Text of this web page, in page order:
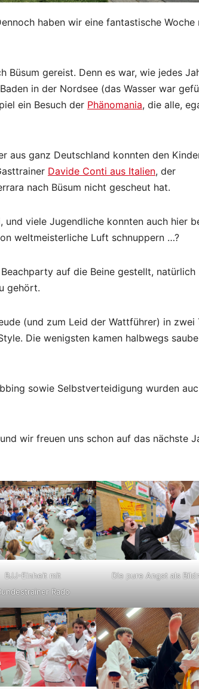
haben wir eine fantastische Woche
Büsum gereist. Denn es war, wie jedes
in der Nordsee (das Wasser war
ein Besuch der Phänomania, die alle,
aus ganz Deutschland konnten den
Davide Conti aus Italien, der
nach Büsum nicht gescheut hat.
und viele Jugendliche konnten auch hier
weltmeisterliche Luft schnuppern …?
auf die Beine gestellt, natürlich
gehört.
(und zum Leid der Wattführer) in zwei
Die wenigsten kamen halbwegs
sowie Selbstverteidigung wurden
wir freuen uns schon auf das nächste
BJJ-Einheit mit
Rado
Die pure Angst als